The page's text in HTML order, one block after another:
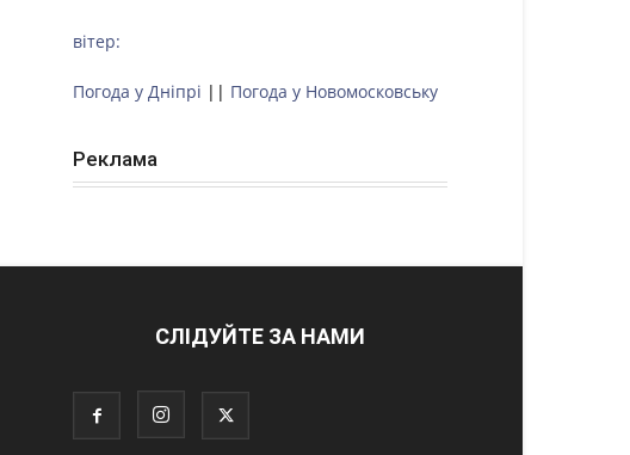
вітер:
Погода у Дніпрі || Погода у Новомосковську
Реклама
СЛІДУЙТЕ ЗА НАМИ